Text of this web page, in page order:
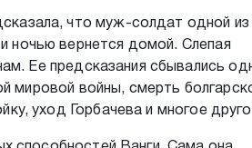
что муж-солдат одной из
ночью вернется домой. Слепая
Ее предсказания сбывались
мировой войны, смерть
уход Горбачева и многое